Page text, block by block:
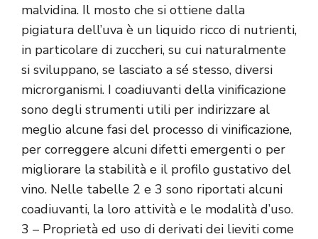
malvidina. Il mosto che si ottiene dalla
pigiatura dell’uva è un liquido ricco di nutrienti,
in particolare di zuccheri, su cui naturalmente
si sviluppano, se lasciato a sé stesso, diversi
microrganismi. I coadiuvanti della vinificazione
sono degli strumenti utili per indirizzare al
meglio alcune fasi del processo di vinificazione,
per correggere alcuni difetti emergenti o per
migliorare la stabilità e il profilo gustativo del
vino. Nelle tabelle 2 e 3 sono riportati alcuni
coadiuvanti, la loro attività e le modalità d’uso.
3 – Proprietà ed uso di derivati dei lieviti come